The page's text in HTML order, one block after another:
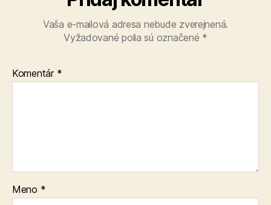
Vaša e-mailová adresa nebude zverejnená.
Vyžadované polia sú označené *
Komentár *
Meno *